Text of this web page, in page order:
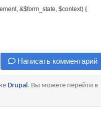
&$form_state, $context) {
Написать комментарий
Drupal . Вы можете перейти в